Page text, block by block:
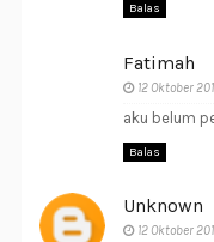
Balas
Fatimah
12 Oktober
aku belum
Balas
Unknown
12 Oktober